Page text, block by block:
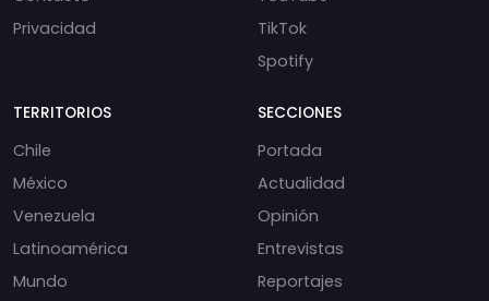
Privacidad
TikTok
Spotify
TERRITORIOS
Chile
México
Venezuela
Latinoamérica
Mundo
SECCIONES
Portada
Actualidad
Opinión
Entrevistas
Reportajes